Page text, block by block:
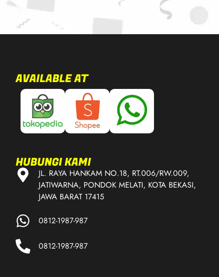
AVAILABLE AT
HUBUNGI KAMI
JL. RAYA HANKAM NO.18, RT.006/RW.009,
JATIWARNA, PONDOK MELATI, KOTA BEKASI,
JAWA BARAT 17415
0812-1987-987
0812-1987-987